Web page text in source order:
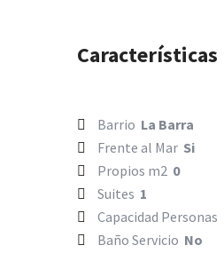
Características
Barrio La Barra
Frente al Mar Si
Propios m2 0
Suites 1
Capacidad Personas
Baño Servicio No